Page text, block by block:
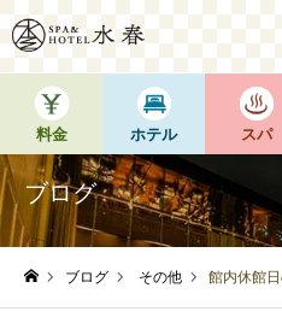
料金 ホテル スパ
ブログ
ブログ その他 館内休館